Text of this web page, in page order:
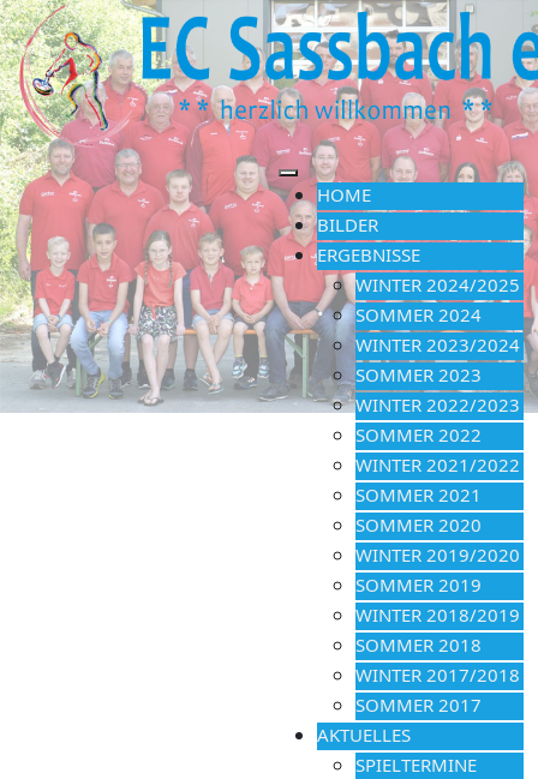
HOME
BILDER
ERGEBNISSE
WINTER 2024/2025
SOMMER 2024
WINTER 2023/2024
SOMMER 2023
WINTER 2022/2023
SOMMER 2022
WINTER 2021/2022
SOMMER 2021
SOMMER 2020
WINTER 2019/2020
SOMMER 2019
WINTER 2018/2019
SOMMER 2018
WINTER 2017/2018
SOMMER 2017
AKTUELLES
SPIELTERMINE